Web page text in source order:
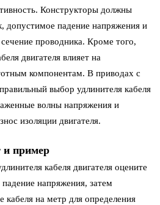
Конструкторы должны
допустимое падение напряжения и
проводника. Кроме того,
двигателя влияет на
компонентам. В приводах с
выбор удлинителя кабеля
волны напряжения и
изоляции двигателя.
и пример
кабеля двигателя оцените
напряжения, затем
кабеля на метр для определения